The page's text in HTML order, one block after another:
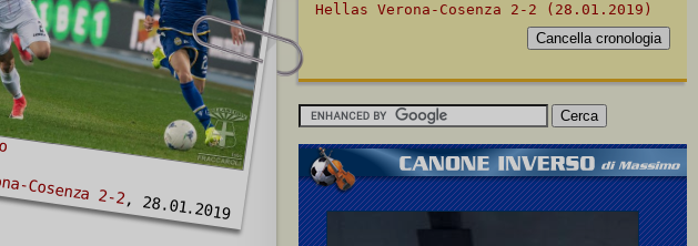
Cosenza 2-2, 28.01.2019
D'Orazio),
Hellas Verona-Cosenza 2-2 (28.01.2019)